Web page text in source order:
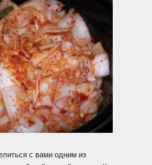
с вами одним из